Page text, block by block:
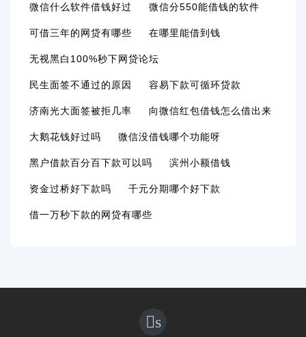
微信什么软件借钱好过 微信分550能借钱的软件
可借三年的网贷有哪些 在哪里能借到钱
无视黑白100%秒下网贷论坛
民生面签不通过的原因 容易下款可循环贷款
济南光大面签被拒几率 向微信红包借钱怎么借出来
大鹅花钱好过吗 微信没借钱哪个功能呀
黑户借款百分百下款可以吗 滨州小额借钱
资金过桥好下款吗 千元分期哪个好下款
借一万秒下款的网贷有哪些
s